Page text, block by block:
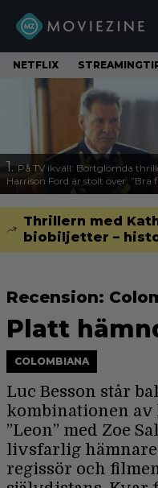
NETFLIX
1. På TV ikväll: Bortglömda
Harrison Ford är stolt över: ”Bra
Thrillern med
biobiljetter –
Recension:
Platt
COLOMBIANA
Luc Besson står
kombinationen av
”Leon” med Zoe
livsfarlig
regissör och